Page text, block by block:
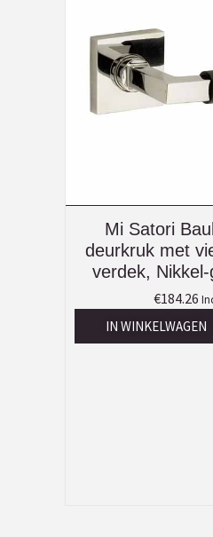
Mi Satori
deurkruk met
verdek,
€184.26
IN WINKELWAGEN